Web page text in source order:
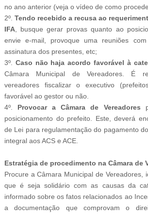
no ano anterior (veja o vídeo de como
2º. Tendo recebido a recusa ao
IFA, busque gerar provas quanto ao
envie e-mail, provoque uma reuniões
assinatura dos presentes, etc;
3º. Caso não haja acordo favorável à
Câmara Municipal de Vereadores. É
vereadores fiscalizar o executivo
favorável ao gestor ou não.
4º. Provocar a Câmara de Vereadores
posicionamento do prefeito. Este, deverá
de Lei para regulamentação do pagamento
integral aos ACS e ACE.
Estratégia de procedimento na Câmara de
Procure a Câmara Municipal de Vereadores,
que é seja solidário com as causas da
informado sobre os fatos relacionados ao
a documentação que comprovam o